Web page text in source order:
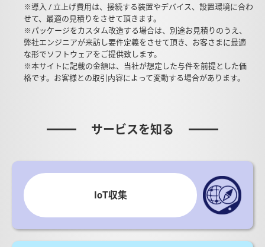
※導入 / 立上げ費用は、接続する装置やデバイス、設置環境に合わ
せて、最適の見積りをさせて頂きます。
※パッケージをカスタム改造する場合は、別途お見積りのうえ、
弊社エンジニアが来訪し要件定義をさせて頂き、お客さまに最適
な形でソフトウェアをご提供致します。
※本サイトに記載の金額は、当社が想定した与件を前提とした価
格です。お客様との取引内容によって変動する場合があります。
サービスを知る
IoT収集